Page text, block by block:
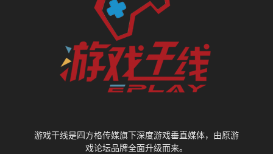
游戏干线是四方格传媒旗下深度游戏垂直媒体，由原游
戏论坛品牌全面升级而来。